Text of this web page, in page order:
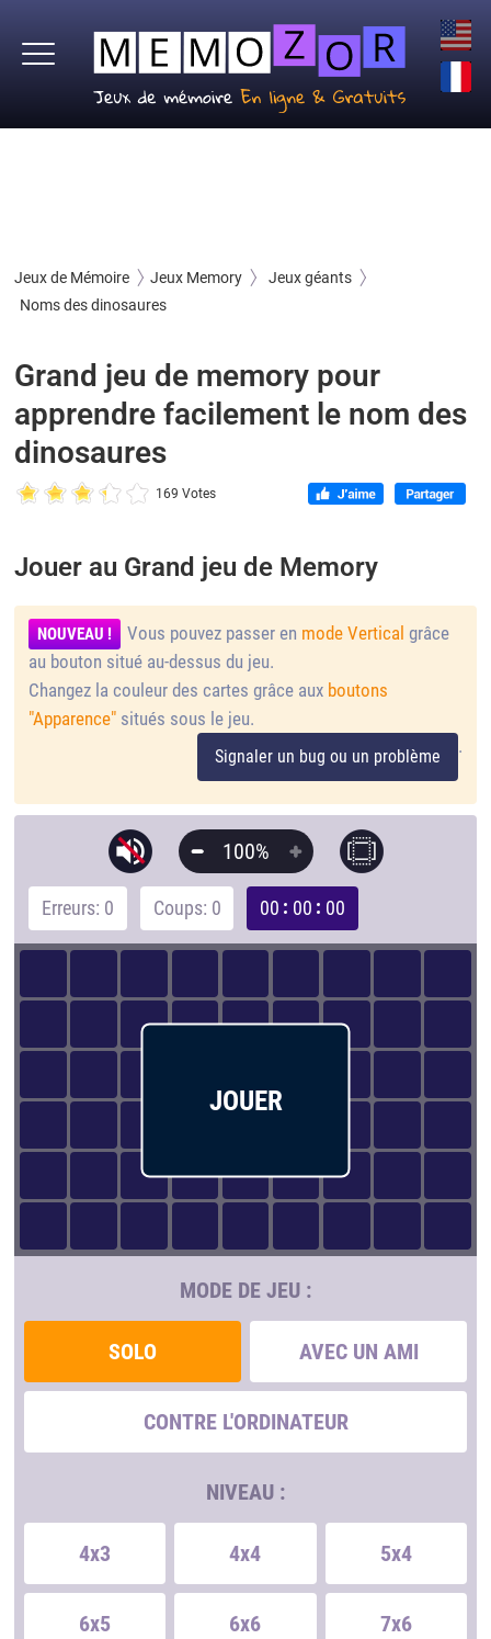
Jeux de Mémoire Jeux Memory
Jeux géants
Noms des dinosaures
Grand jeu de memory pour
apprendre facilement le nom des
dinosaures
169 Votes
Jouer au Grand jeu de Memory
NOUVEAU ! Vous pouvez passer en mode Vertical grâce
au bouton situé au-dessus du jeu.
Changez la couleur des cartes grâce aux boutons
"Apparence" situés sous le jeu.
Signaler un bug ou un problème .
100%
Erreurs: 0 Coups: 0 00 00 00
JOUER
MODE DE JEU :
SOLO AVEC UN AMI
CONTRE L'ORDINATEUR
NIVEAU :
4x3 4x4 5x4
6x5 6x6 7x6